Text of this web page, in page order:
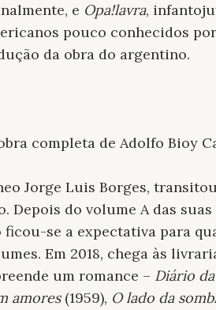
e Opa!lavra,
pouco conhecidos
da obra do argentino.
completa de Adolfo Bioy
Jorge Luis Borges, transitou
do volume A das suas
se a expectativa para
Em 2018, chega às
um romance – Diário
amores(1959), O lado da